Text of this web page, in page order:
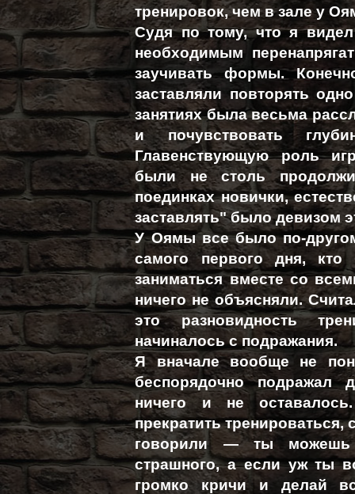
тренировок, чем в зале у
Судя по тому, что я
необходимым
заучивать формы.
заставляли повторять
занятиях была весьма
и почувствовать
Главенствующую роль
были не столь
поединках новички,
заставлять" было девизом
У Оямы все было по-
самого первого дня,
заниматься вместе со
ничего не объясняли.
это разновидность
начиналось с подражания.
Я вначале вообще не
беспорядочно подражал
ничего и не
прекратить
говорили — ты можешь
страшного, а если уж ты
громко кричи и делай